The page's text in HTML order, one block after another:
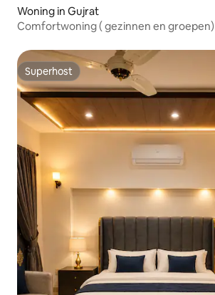
Woning in Gujrat
Comfortwoning ( gezinnen en groepen)
Superhost
Superhost